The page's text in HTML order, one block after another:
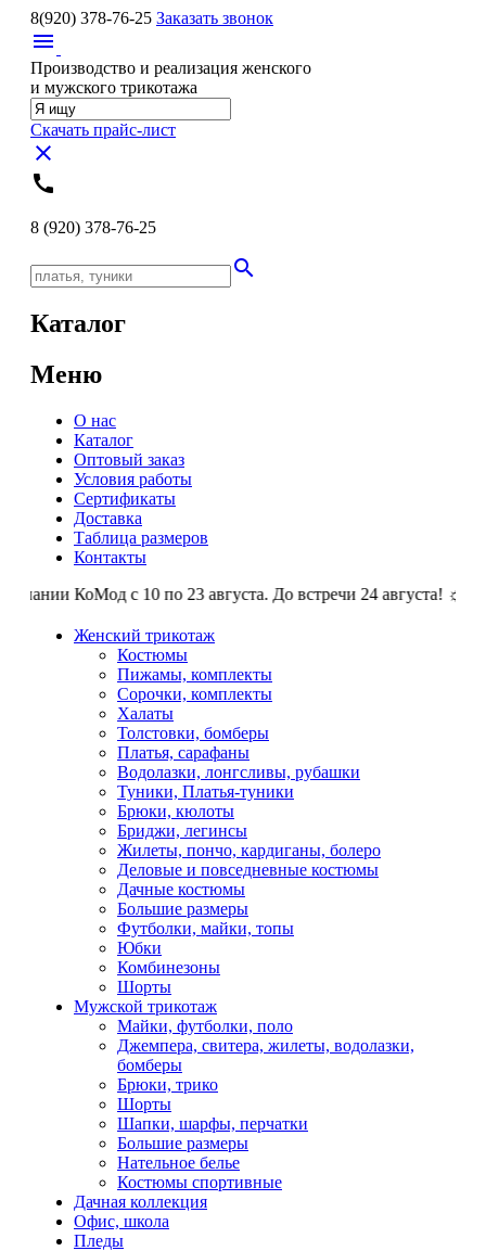
8(920) 378-76-25 Заказать звонок
menu
Производство и реализация женского
и мужского трикотажа
Скачать прайс-лист
close
call
8 (920) 378-76-25
search
Каталог
Меню
О нас
Каталог
Оптовый заказ
Условия работы
Сертификаты
Доставка
Таблица размеров
Контакты
КоМод с 10 по 23 августа. До встречи 24 августа! ☼
Женский трикотаж
Костюмы
Пижамы, комплекты
Сорочки, комплекты
Халаты
Толстовки, бомберы
Платья, сарафаны
Водолазки, лонгсливы, рубашки
Туники, Платья-туники
Брюки, кюлоты
Бриджи, легинсы
Жилеты, пончо, кардиганы, болеро
Деловые и повседневные костюмы
Дачные костюмы
Большие размеры
Футболки, майки, топы
Юбки
Комбинезоны
Шорты
Мужской трикотаж
Майки, футболки, поло
Джемпера, свитера, жилеты, водолазки,
бомберы
Брюки, трико
Шорты
Шапки, шарфы, перчатки
Большие размеры
Нательное белье
Костюмы спортивные
Дачная коллекция
Офис, школа
Пледы